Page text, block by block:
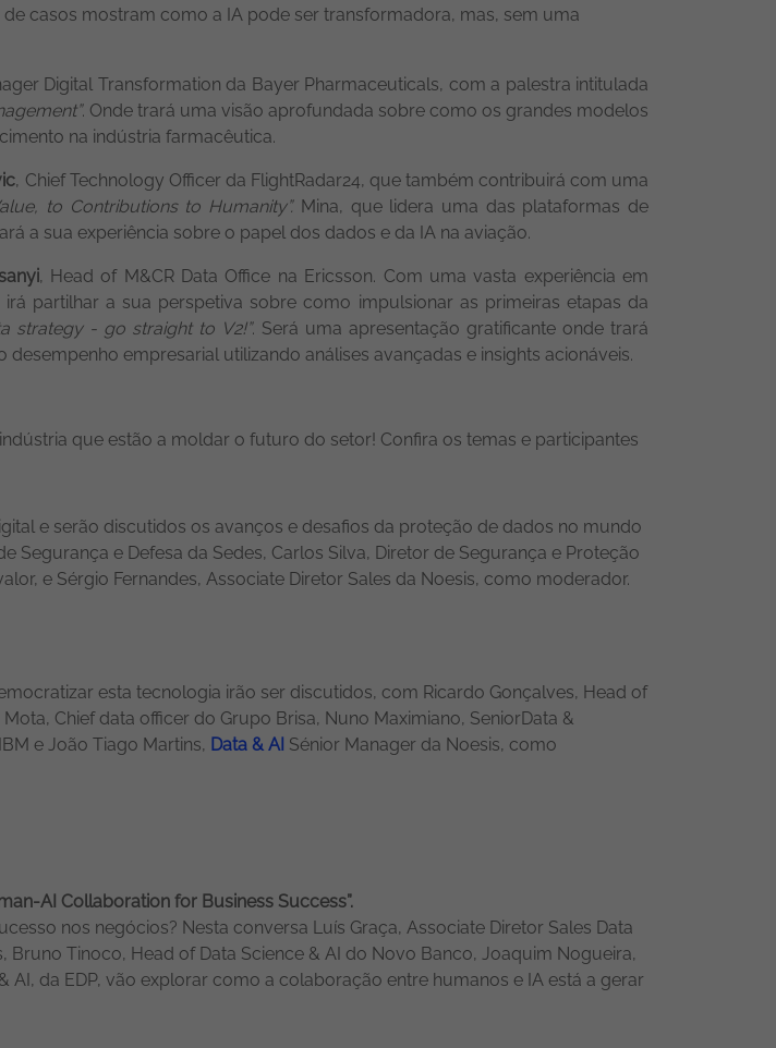
casos mostram como a IA pode ser transformadora, mas, sem uma
Digital Transformation da Bayer Pharmaceuticals, com a palestra intitulada
. Onde trará uma visão aprofundada sobre como os grandes modelos
na indústria farmacêutica.
, Chief Technology Officer da FlightRadar24, que também contribuirá com uma
to Contributions to Humanity”.Mina, que lidera uma das plataformas de
a sua experiência sobre o papel dos dados e da IA na aviação.
, Head of M&CR Data Office na Ericsson. Com uma vasta experiência em
partilhar a sua perspetiva sobre como impulsionar as primeiras etapas da
strategy - go straight to V2!”. Será uma apresentação gratificante onde trará
empresarial utilizando análises avançadas e insights acionáveis.
que estão a moldar o futuro do setor! Confira os temas e participantes
e serão discutidos os avanços e desafios da proteção de dados no mundo
Segurança e Defesa da Sedes, Carlos Silva, Diretor de Segurança e Proteção
e Sérgio Fernandes, Associate Diretor Sales da Noesis, como moderador.
esta tecnologia irão ser discutidos, com Ricardo Gonçalves, Head of
Chief data officer do Grupo Brisa, Nuno Maximiano, SeniorData &
e João Tiago Martins, Data & AI Sénior Manager da Noesis, como
AI Collaboration for Business Success”.
nos negócios? Nesta conversa Luís Graça, Associate Diretor Sales Data
Bruno Tinoco, Head of Data Science & AI do Novo Banco, Joaquim Nogueira,
AI, da EDP, vão explorar como a colaboração entre humanos e IA está a gerar